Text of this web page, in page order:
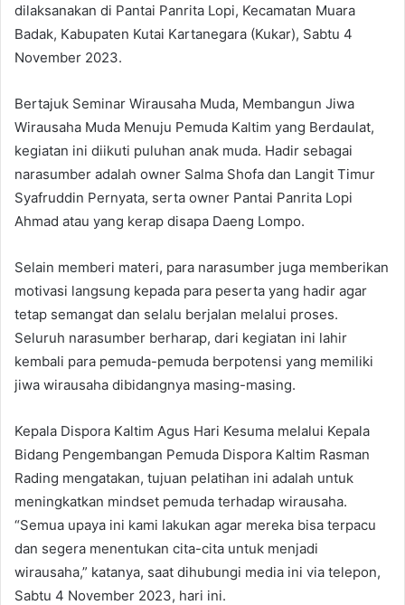
dilaksanakan di Pantai Panrita Lopi, Kecamatan Muara
Badak, Kabupaten Kutai Kartanegara (Kukar), Sabtu 4
November 2023.
Bertajuk Seminar Wirausaha Muda, Membangun Jiwa
Wirausaha Muda Menuju Pemuda Kaltim yang Berdaulat,
kegiatan ini diikuti puluhan anak muda. Hadir sebagai
narasumber adalah owner Salma Shofa dan Langit Timur
Syafruddin Pernyata, serta owner Pantai Panrita Lopi
Ahmad atau yang kerap disapa Daeng Lompo.
Selain memberi materi, para narasumber juga memberikan
motivasi langsung kepada para peserta yang hadir agar
tetap semangat dan selalu berjalan melalui proses.
Seluruh narasumber berharap, dari kegiatan ini lahir
kembali para pemuda-pemuda berpotensi yang memiliki
jiwa wirausaha dibidangnya masing-masing.
Kepala Dispora Kaltim Agus Hari Kesuma melalui Kepala
Bidang Pengembangan Pemuda Dispora Kaltim Rasman
Rading mengatakan, tujuan pelatihan ini adalah untuk
meningkatkan mindset pemuda terhadap wirausaha.
“Semua upaya ini kami lakukan agar mereka bisa terpacu
dan segera menentukan cita-cita untuk menjadi
wirausaha,” katanya, saat dihubungi media ini via telepon,
Sabtu 4 November 2023, hari ini.